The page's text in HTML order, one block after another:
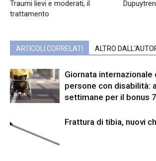
Traumi lievi e moderati, il
trattamento
ARTICOLI CORRELATI ALTRO
Giornata
persone con disabilità:
settimane per il bonus
Frattura di tibia, nuovi